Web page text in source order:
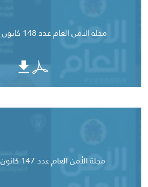
مجلة الأمن العام عدد 148 كانون الثاني 2026
مجلة الأمن العام عدد 147 كانون الأول 2025